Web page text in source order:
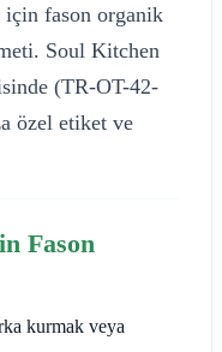
için fason organik
Soul Kitchen
(TR-OT-42-
özel etiket ve
Fason
kurmak veya